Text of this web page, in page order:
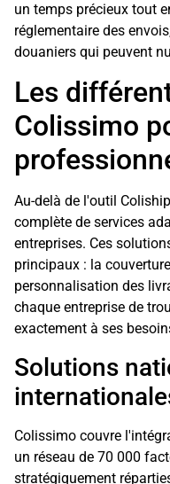
un temps précieux tout
réglementaire des
douaniers qui peuvent
Les
Colissimo
Au-delà de l'outil
complète de services
entreprises. Ces
principaux : la
personnalisation des
chaque entreprise de
exactement à ses
Solutions
Colissimo couvre
un réseau de 70 000
stratégiquement